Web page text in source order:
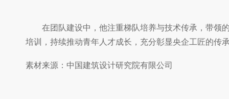
在团队建设中，他注重梯队培养与技术传承，带领
培训，持续推动青年人才成长，充分彰显央企工匠的传
素材来源：中国建筑设计研究院有限公司